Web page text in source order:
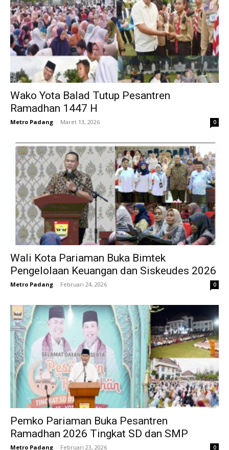
Wako Yota Balad Tutup Pesantren
Ramadhan 1447 H
Metro Padang - Maret 13, 2026 0
Wali Kota Pariaman Buka Bimtek
Pengelolaan Keuangan dan Siskeudes 2026
Metro Padang - Februari 24, 2026 0
Pemko Pariaman Buka Pesantren
Ramadhan 2026 Tingkat SD dan SMP
Metro Padang - Februari 23, 2026 0